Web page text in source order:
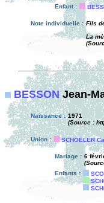
Enfant :
Note individuelle : Fils
La
BESSONJean-
Naissance : 1971
(Source :
Union : SCHOELER
Mariage : 6
Enfants :